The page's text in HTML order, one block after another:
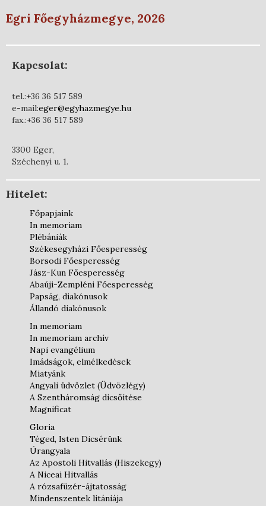
Egri Főegyházmegye, 2026
Kapcsolat:
tel.:+36 36 517 589
e-mail:eger@egyhazmegye.hu
fax.:+36 36 517 589
3300 Eger,
Széchenyi u. 1.
Hitelet:
Főpapjaink
In memoriam
Plébániák
Székesegyházi Főesperesség
Borsodi Főesperesség
Jász-Kun Főesperesség
Abaúji-Zempléni Főesperesség
Papság, diakónusok
Állandó diakónusok
In memoriam
In memoriam archív
Napi evangélium
Imádságok, elmélkedések
Miatyánk
Angyali üdvözlet (Üdvözlégy)
A Szentháromság dicsőítése
Magnificat
Gloria
Téged, Isten Dicsérünk
Úrangyala
Az Apostoli Hitvallás (Hiszekegy)
A Niceai Hitvallás
A rózsafüzér-ájtatosság
Mindenszentek litániája